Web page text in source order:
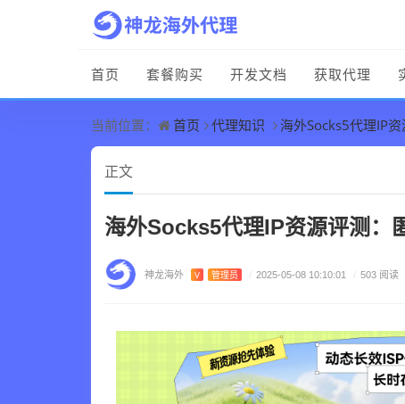
首页 套餐购买 开发文档 获取代理
当前位置： 首页 代理知识 海外Socks5代理IP
正文
海外Socks5代理IP资源评测：
神龙海外 V 管理员 / 2025-05-08 10:10:01 / 503 阅读